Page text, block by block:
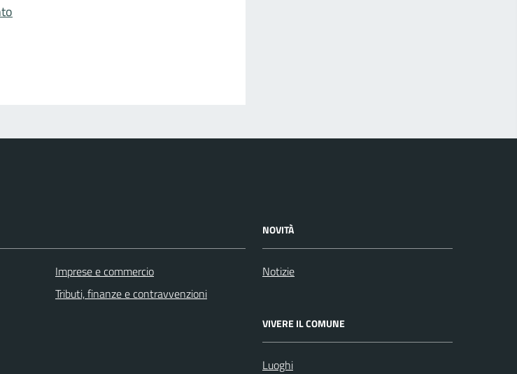
Imprese e commercio
Tributi, finanze e contravvenzioni
NOVITÀ
Notizie
VIVERE IL COMUNE
Luoghi